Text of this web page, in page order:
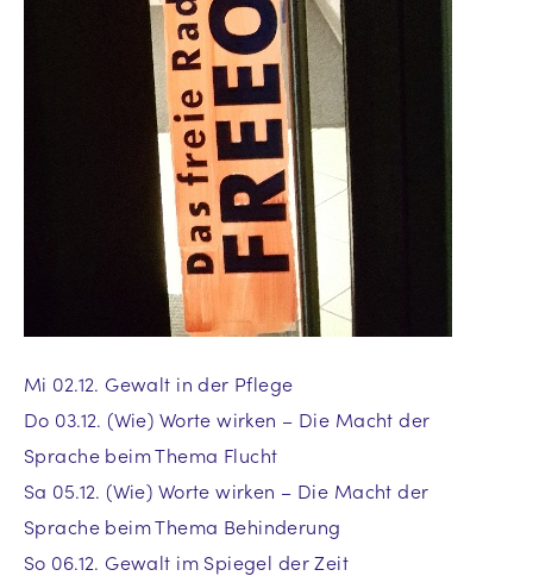
Mi 02.12. Gewalt in der Pflege
Do 03.12. (Wie) Worte wirken – Die Macht der
Sprache beim Thema Flucht
Sa 05.12. (Wie) Worte wirken – Die Macht der
Sprache beim Thema Behinderung
So 06.12. Gewalt im Spiegel der Zeit